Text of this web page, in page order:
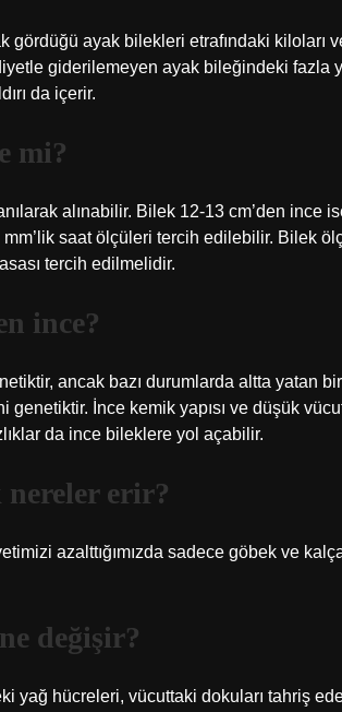
gördüğü ayak bilekleri etrafındaki kiloları
giderilemeyen ayak bileğindeki fazla
da içerir.
mi?
alınabilir. Bilek 12-13 cm’den ince
mm’lik saat ölçüleri tercih edilebilir. Bilek
tercih edilmelidir.
ince?
ancak bazı durumlarda altta yatan
genetiktir. İnce kemik yapısı ve düşük
da ince bileklere yol açabilir.
erir?
azalttığımızda sadece göbek ve
değişir?
yağ hücreleri, vücuttaki dokuları tahriş